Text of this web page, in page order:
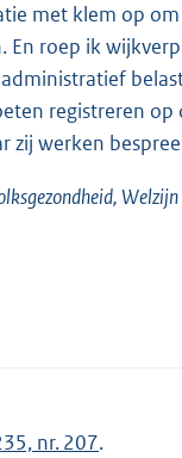
met klem op
En roep ik
registreren op
zij werken
Welzijn
nr. 207.